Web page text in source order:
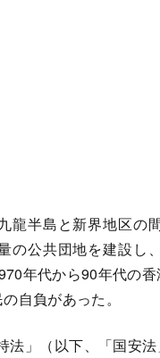
龍半島と新界地区
の公共団地を建設し
年代から90年代の
自負があった。
」（以下、「国安